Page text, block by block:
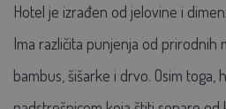
Hotel je izrađen od jelovine i
Ima različita punjenja od prirodnih
bambus, šišarke i drvo. Osim toga,